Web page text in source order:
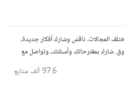
المجالات. ناقش وشارك أفكار جديدة،
شارك بمقترحاتك وأسئلتك، وتواصل مع
97.6 ألف متابع